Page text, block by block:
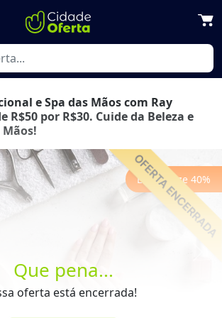
Que pena...
oferta está encerrada!
e Spa das Mãos com Ray
R$50 por R$30. Cuide da Beleza e
Mãos!
Economize 40%